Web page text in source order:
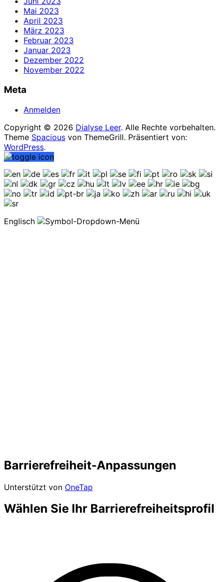
Mai 2023
April 2023
März 2023
Februar 2023
Januar 2023
Dezember 2022
November 2022
Meta
Anmelden
Copyright © 2026 Dialyse Leer. Alle Rechte vorbehalten.
Theme Spacious von ThemeGrill. Präsentiert von:
WordPress.
Englisch
Barrierefreiheit-Anpassungen
Unterstützt von OneTap
Wählen Sie Ihr Barrierefreiheitsprofil